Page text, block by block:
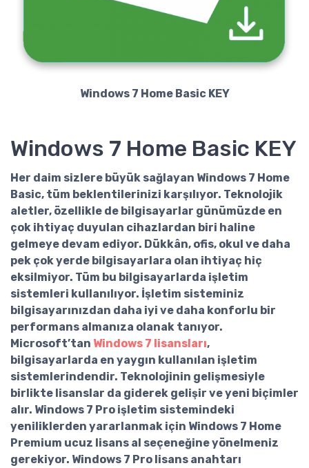
Windows 7 Home Basic KEY
Windows 7 Home Basic KEY
Her daim sizlere büyük sağlayan Windows 7 Home
Basic, tüm beklentilerinizi karşılıyor. Teknolojik
aletler, özellikle de bilgisayarlar günümüzde en
çok ihtiyaç duyulan cihazlardan biri haline
gelmeye devam ediyor. Dükkân, ofis, okul ve daha
pek çok yerde bilgisayarlara olan ihtiyaç hiç
eksilmiyor. Tüm bu bilgisayarlarda işletim
sistemleri kullanılıyor. İşletim sisteminiz
bilgisayarınızdan daha iyi ve daha konforlu bir
performans almanıza olanak tanıyor.
Microsoft’tan Windows 7 lisansları,
bilgisayarlarda en yaygın kullanılan işletim
sistemlerindendir. Teknolojinin gelişmesiyle
birlikte lisanslar da giderek gelişir ve yeni biçimler
alır. Windows 7 Pro işletim sistemindeki
yeniliklerden yararlanmak için Windows 7 Home
Premium ucuz lisans al seçeneğine yönelmeniz
gerekiyor. Windows 7 Pro lisans anahtarı